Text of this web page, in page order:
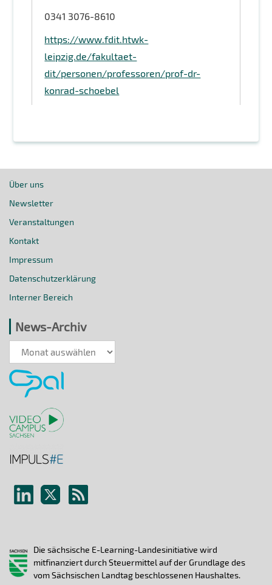
0341 3076-8610
https://www.fdit.htwk-
leipzig.de/fakultaet-
dit/personen/professoren/prof-dr-
konrad-schoebel
Über uns
Newsletter
Veranstaltungen
Kontakt
Impressum
Datenschutzerklärung
Interner Bereich
News-Archiv
News-
Archiv
Die sächsische E-Learning-Landesinitiative wird
mitfinanziert durch Steuermittel auf der Grundlage des
vom Sächsischen Landtag beschlossenen Haushaltes.